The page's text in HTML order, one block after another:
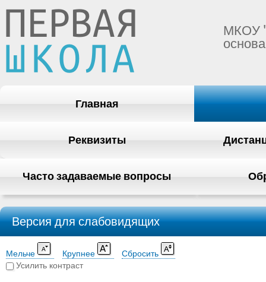
МКОУ
Главная
Реквизиты
Часто задаваемые вопросы
Версия для слабовидящих
Мельче Крупнее
Сбросить
Усилить контраст